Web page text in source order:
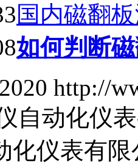
国内磁翻
如何判断
http://
自动化仪
化仪表有